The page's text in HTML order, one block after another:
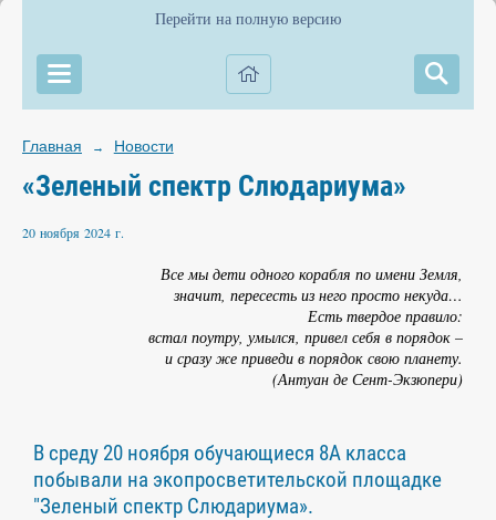
Перейти на полную версию
Главная → Новости
«Зеленый спектр Слюдариума»
20 ноября 2024 г.
Все мы дети одного корабля по имени Земля,
значит, пересесть из него просто некуда…
Есть твердое правило:
встал поутру, умылся, привел себя в порядок –
и сразу же приведи в порядок свою планету.
(Антуан де Сент-Экзюпери)
В среду 20 ноября обучающиеся 8А класса
побывали на экопросветительской площадке
"Зеленый спектр Слюдариума».